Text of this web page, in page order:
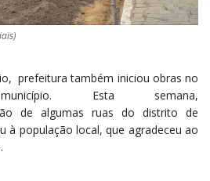
prefeitura também iniciou obras no
Esta semana,
de algumas ruas do distrito de
à população local, que agradeceu ao